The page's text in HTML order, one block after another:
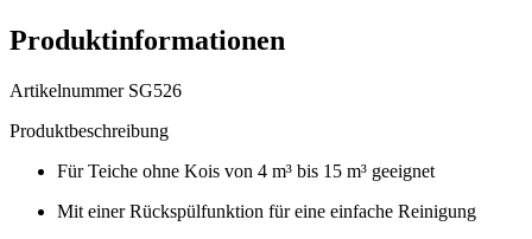
Produktinformationen
Artikelnummer SG526
Produktbeschreibung
Für Teiche ohne Kois von 4 m³ bis 15 m³ geeignet
Mit einer Rückspülfunktion für eine einfache Reinigung